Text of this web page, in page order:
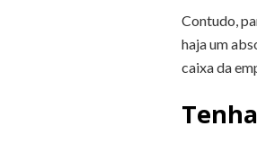
Contudo,
haja um
caixa da